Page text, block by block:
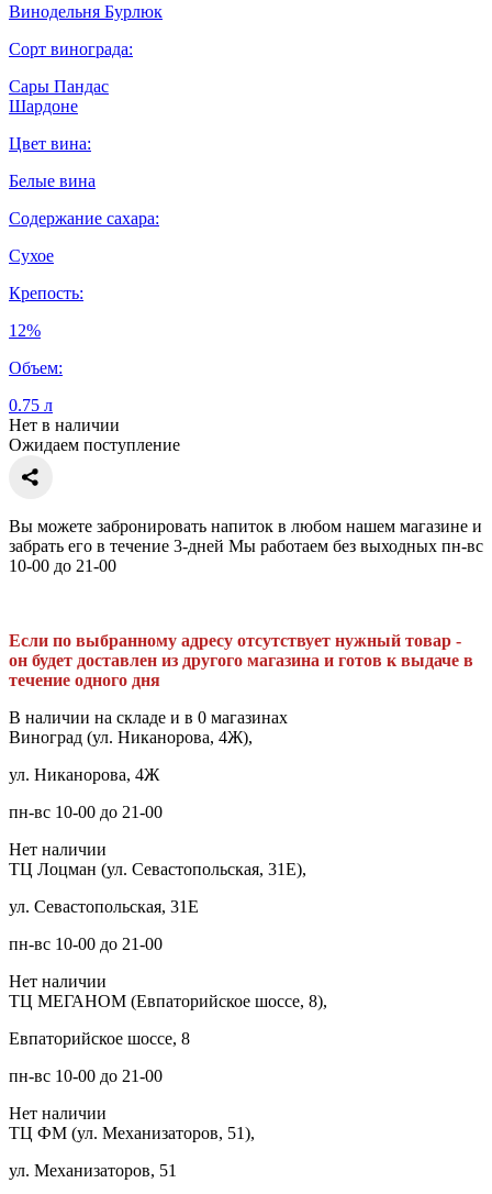
Винодельня Бурлюк
Сорт винограда:
Сары Пандас
Шардоне
Цвет вина:
Белые вина
Содержание сахара:
Сухое
Крепость:
12%
Объем:
0.75 л
Нет в наличии
Ожидаем поступление
Вы можете забронировать напиток в любом нашем магазине и
забрать его в течение 3-дней Мы работаем без выходных пн-вс
10-00 до 21-00
Если по выбранному адресу отсутствует нужный товар -
он будет доставлен из другого магазина и готов к выдаче в
течение одного дня
В наличии на складе и в 0 магазинах
Виноград (ул. Никанорова, 4Ж),
ул. Никанорова, 4Ж
пн-вс 10-00 до 21-00
Нет наличии
ТЦ Лоцман (ул. Севастопольская, 31Е),
ул. Севастопольская, 31Е
пн-вс 10-00 до 21-00
Нет наличии
ТЦ МЕГАНОМ (Евпаторийское шоссе, 8),
Евпаторийское шоссе, 8
пн-вс 10-00 до 21-00
Нет наличии
ТЦ ФМ (ул. Механизаторов, 51),
ул. Механизаторов, 51